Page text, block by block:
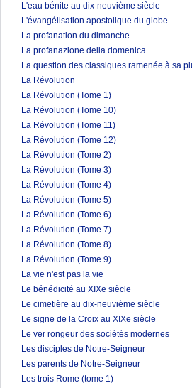
L'eau bénite au dix-neuvième siècle
L'évangélisation apostolique du globe
La profanation du dimanche
La profanazione della domenica
La question des classiques ramenée à sa
La Révolution
La Révolution (Tome 1)
La Révolution (Tome 10)
La Révolution (Tome 11)
La Révolution (Tome 12)
La Révolution (Tome 2)
La Révolution (Tome 3)
La Révolution (Tome 4)
La Révolution (Tome 5)
La Révolution (Tome 6)
La Révolution (Tome 7)
La Révolution (Tome 8)
La Révolution (Tome 9)
La vie n'est pas la vie
Le bénédicité au XIXe siècle
Le cimetière au dix-neuvième siècle
Le signe de la Croix au XIXe siècle
Le ver rongeur des sociétés modernes
Les disciples de Notre-Seigneur
Les parents de Notre-Seigneur
Les trois Rome (tome 1)